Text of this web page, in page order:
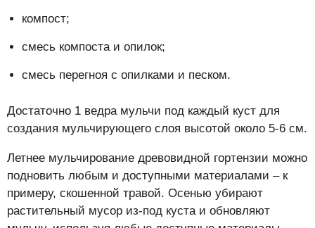
компост;
смесь компоста и опилок;
смесь перегноя с опилками и песком.
Достаточно 1 ведра мульчи под каждый куст для
создания мульчирующего слоя высотой около 5-6 см.
Летнее мульчирование древовидной гортензии можно
подновить любым и доступными материалами – к
примеру, скошенной травой. Осенью убирают
растительный мусор из-под куста и обновляют